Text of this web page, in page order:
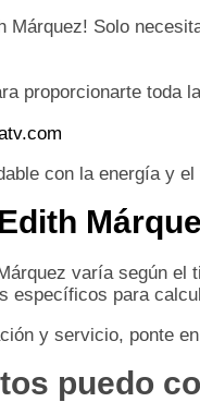
Márquez! Solo
proporcionarte toda
con la energía y
varía según
específicos para
y servicio, ponte
puedo